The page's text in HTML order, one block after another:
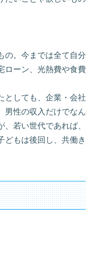
の。今までは全て自分
ローン、光熱費や食費
としても、企業・会社
男性の収入だけでなん
若い世代であれば、
どもは後回し、共働き